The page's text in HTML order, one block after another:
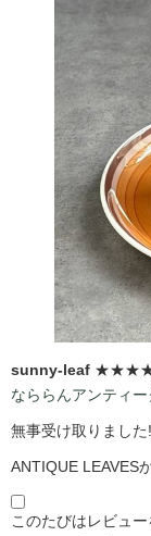
sunny-leaf
なららんアンティ
無事受け取りました
ANTIQUE LEAVES
このたびはレビュ